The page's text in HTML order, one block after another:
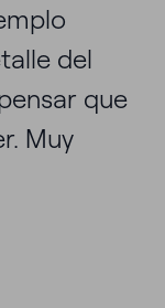
del
que
Muy